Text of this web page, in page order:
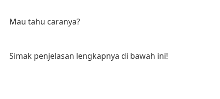
Mau tahu caranya?
Simak penjelasan lengkapnya di bawah ini!